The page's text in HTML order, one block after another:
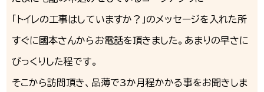
「トイレの工事はしていますか？」のメッセージを入れた所
すぐに國本さんからお電話を頂きました。あまりの早さに
びっくりした程です。
そこから訪問頂き、品薄で3か月程かかる事をお聞きしま